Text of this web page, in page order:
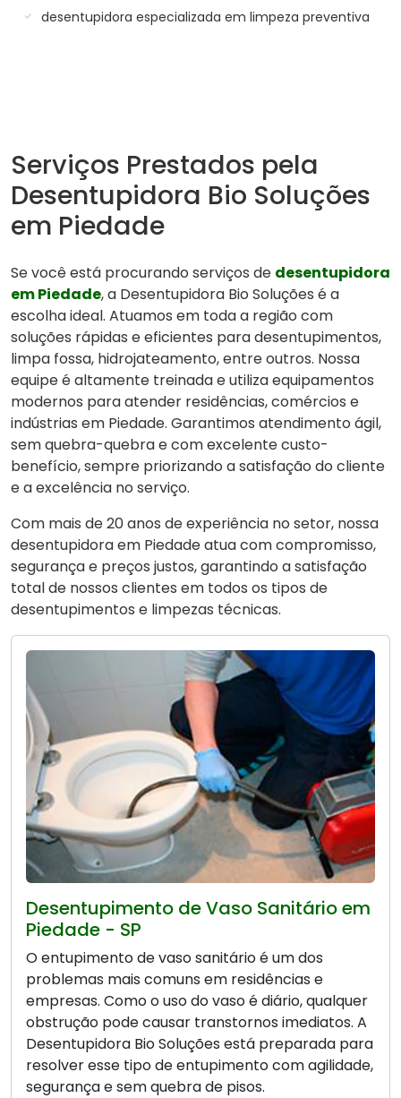
desentupidora especializada em limpeza preventiva
Serviços Prestados pela
Desentupidora Bio Soluções
em Piedade
Se você está procurando serviços de desentupidora
em Piedade, a Desentupidora Bio Soluções é a
escolha ideal. Atuamos em toda a região com
soluções rápidas e eficientes para desentupimentos,
limpa fossa, hidrojateamento, entre outros. Nossa
equipe é altamente treinada e utiliza equipamentos
modernos para atender residências, comércios e
indústrias em Piedade. Garantimos atendimento ágil,
sem quebra-quebra e com excelente custo-
benefício, sempre priorizando a satisfação do cliente
e a excelência no serviço.
Com mais de 20 anos de experiência no setor, nossa
desentupidora em Piedade atua com compromisso,
segurança e preços justos, garantindo a satisfação
total de nossos clientes em todos os tipos de
desentupimentos e limpezas técnicas.
Desentupimento de Vaso Sanitário em
Piedade - SP
O entupimento de vaso sanitário é um dos
problemas mais comuns em residências e
empresas. Como o uso do vaso é diário, qualquer
obstrução pode causar transtornos imediatos. A
Desentupidora Bio Soluções está preparada para
resolver esse tipo de entupimento com agilidade,
segurança e sem quebra de pisos.